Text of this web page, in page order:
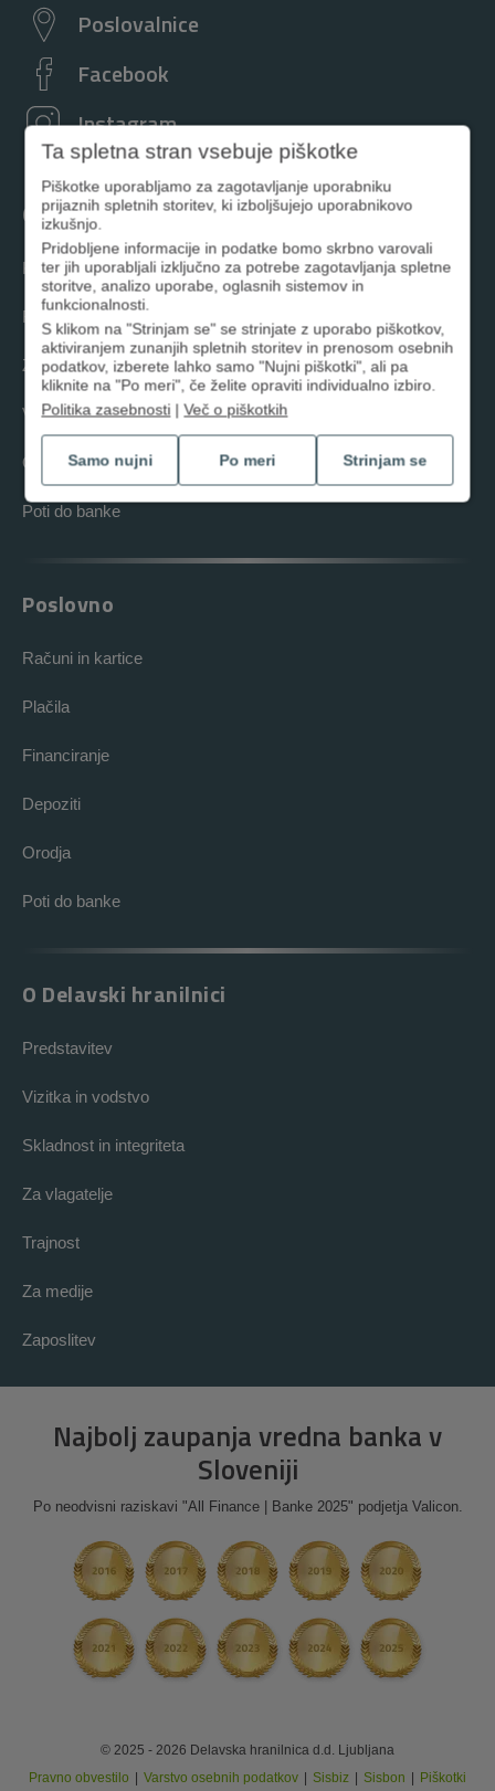
Poslovalnice
Facebook
Instagram
Osebno
Krediti
Računi in kartice
Zavarovanja
Varčevanja
Orodja in nasveti
Poti do banke
Poslovno
Računi in kartice
Plačila
Financiranje
Depoziti
Orodja
Poti do banke
O Delavski hranilnici
Predstavitev
Vizitka in vodstvo
Skladnost in integriteta
Za vlagatelje
Trajnost
Za medije
Zaposlitev
Najbolj zaupanja vredna banka v
Sloveniji
Po neodvisni raziskavi "All Finance | Banke 2025" podjetja Valicon.
© 2025 - 2026 Delavska hranilnica d.d. Ljubljana
Pravno obvestilo | Varstvo osebnih podatkov | Sisbiz | Sisbon | Piškotki
Ta spletna stran vsebuje piškotke
Piškotke uporabljamo za zagotavljanje uporabniku
prijaznih spletnih storitev, ki izboljšujejo uporabnikovo
izkušnjo.
Pridobljene informacije in podatke bomo skrbno varovali
ter jih uporabljali izključno za potrebe zagotavljanja spletne
storitve, analizo uporabe, oglasnih sistemov in
funkcionalnosti.
S klikom na "Strinjam se" se strinjate z uporabo piškotkov,
aktiviranjem zunanjih spletnih storitev in prenosom osebnih
podatkov, izberete lahko samo "Nujni piškotki", ali pa
kliknite na "Po meri", če želite opraviti individualno izbiro.
Politika zasebnosti |Več o piškotkih
Samo nujni Po meri Strinjam se